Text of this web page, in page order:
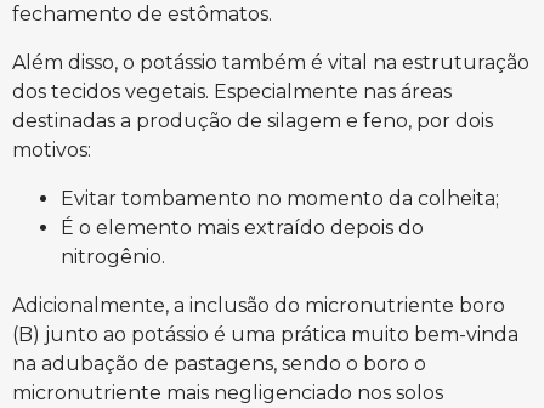
fechamento de estômatos.
Além disso, o potássio também é vital na estruturação
dos tecidos vegetais. Especialmente nas áreas
destinadas a produção de silagem e feno, por dois
motivos:
Evitar tombamento no momento da colheita;
É o elemento mais extraído depois do
nitrogênio.
Adicionalmente, a inclusão do micronutriente boro
(B) junto ao potássio é uma prática muito bem-vinda
na adubação de pastagens, sendo o boro o
micronutriente mais negligenciado nos solos